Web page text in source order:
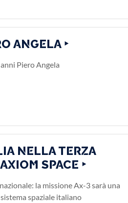
ANGELA ‣
Piero Angela
NELLA TERZA
SPACE ‣
la missione Ax-3 sarà una
spaziale italiano